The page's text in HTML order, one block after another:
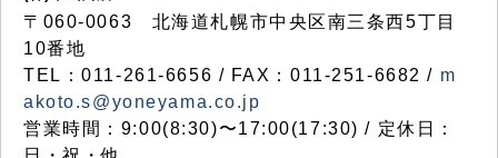
〒060-0063 北海道札幌市中央区南三条西5丁目
10番地
TEL：011-261-6656 / FAX：011-251-6682 / m
akoto.s@yoneyama.co.jp
営業時間：9:00(8:30)〜17:00(17:30) / 定休日：